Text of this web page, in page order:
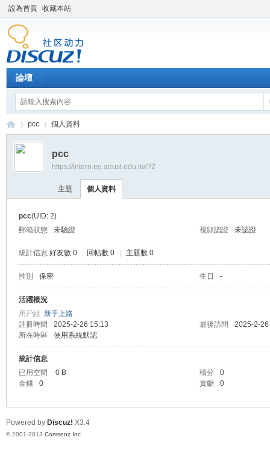
設為首頁 收藏本站
論壇
›
pcc
›
個人資料
pcc
https://intern.ee.aeust.edu.tw/?2
主題 個人資料
pcc(UID: 2)
郵箱狀態
未驗證 視頻認證 未認證
統計信息 好友數 0 回帖數 0 主題數 0
性別 保密 生日 -
活躍概況
用戶組 新手上路
註冊時間
2025-2-26 15:13 最後訪問
2025-2-
所在時區
使用系統默認
統計信息
已用空間
0 B 積分
0
金錢
0 貢獻 0
Powered by Discuz! X3.4
© 2001-2013 Comsenz Inc.